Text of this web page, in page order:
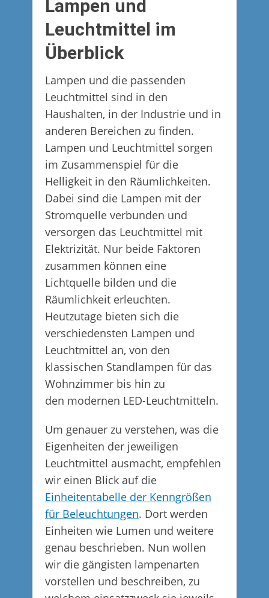
Lampen und
Leuchtmittel im
Überblick
Lampen und die passenden
Leuchtmittel sind in den
Haushalten, in der Industrie und in
anderen Bereichen zu finden.
Lampen und Leuchtmittel sorgen
im Zusammenspiel für die
Helligkeit in den Räumlichkeiten.
Dabei sind die Lampen mit der
Stromquelle verbunden und
versorgen das Leuchtmittel mit
Elektrizität. Nur beide Faktoren
zusammen können eine
Lichtquelle bilden und die
Räumlichkeit erleuchten.
Heutzutage bieten sich die
verschiedensten Lampen und
Leuchtmittel an, von den
klassischen Standlampen für das
Wohnzimmer bis hin zu
den modernen LED-Leuchtmitteln.
Um genauer zu verstehen, was die
Eigenheiten der jeweiligen
Leuchtmittel ausmacht, empfehlen
wir einen Blick auf die
Einheitentabelle der Kenngrößen
für Beleuchtungen. Dort werden
Einheiten wie Lumen und weitere
genau beschrieben. Nun wollen
wir die gängisten lampenarten
vorstellen und beschreiben, zu